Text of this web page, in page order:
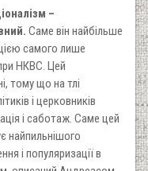
–
Саме він найбільше
самого лише
НКВС. Цей
тому що на тлі
і церковників
і саботаж. Саме цей
найпильнішого
і популяризації в